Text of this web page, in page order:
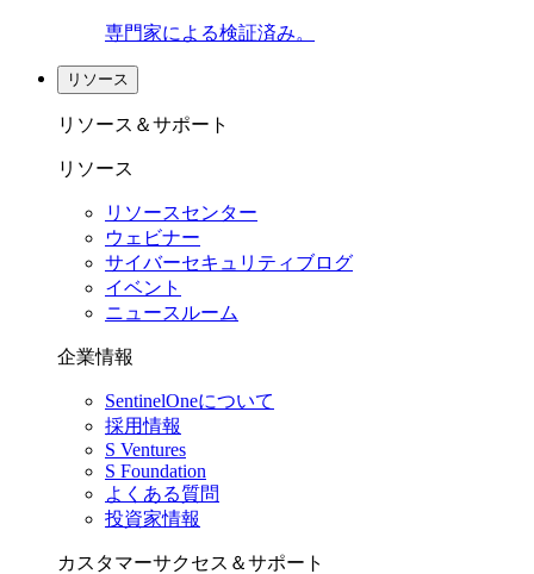
専門家による検証済み。
リソース
リソース＆サポート
リソース
リソースセンター
ウェビナー
サイバーセキュリティブログ
イベント
ニュースルーム
企業情報
SentinelOneについて
採用情報
S Ventures
S Foundation
よくある質問
投資家情報
カスタマーサクセス＆サポート